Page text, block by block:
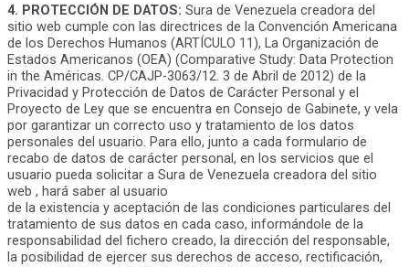
4. PROTECCIÓN DE DATOS: Sura de Venezuela creadora del
sitio web cumple con las directrices de la Convención Americana
de los Derechos Humanos (ARTÍCULO 11), La Organización de
Estados Americanos (OEA) (Comparative Study: Data Protection
in the Américas. CP/CAJP-3063/12. 3 de Abril de 2012) de la
Privacidad y Protección de Datos de Carácter Personal y el
Proyecto de Ley que se encuentra en Consejo de Gabinete, y vela
por garantizar un correcto uso y tratamiento de los datos
personales del usuario. Para ello, junto a cada formulario de
recabo de datos de carácter personal, en los servicios que el
usuario pueda solicitar a Sura de Venezuela creadora del sitio
web , hará saber al usuario
de la existencia y aceptación de las condiciones particulares del
tratamiento de sus datos en cada caso, informándole de la
responsabilidad del fichero creado, la dirección del responsable,
la posibilidad de ejercer sus derechos de acceso, rectificación,